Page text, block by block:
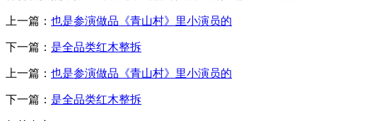
上一篇： 也是参演做品《青山村》里小演员的
下一篇： 是全品类红木整拆
上一篇： 也是参演做品《青山村》里小演员的
下一篇： 是全品类红木整拆